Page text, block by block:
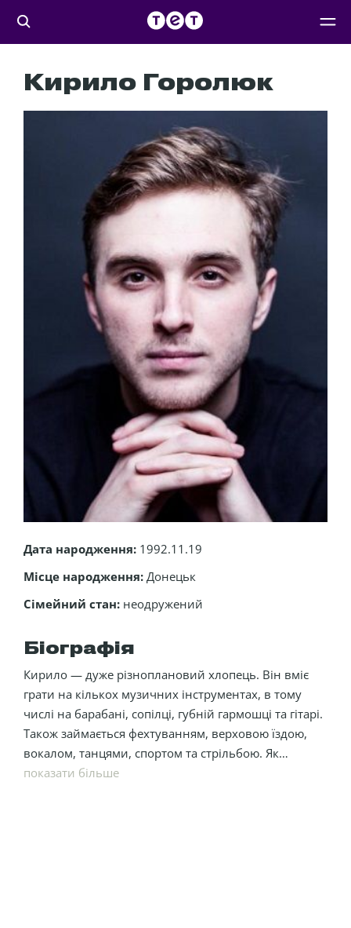
Кирило Горолюк
Дата народження: 1992.11.19
Місце народження: Донецьк
Сімейний стан: неодружений
Біографія
Кирило — дуже різноплановий хлопець. Він вміє
грати на кількох музичних інструментах, в тому
числі на барабані, сопілці, губній гармошці та гітарі.
Також займається фехтуванням, верховою їздою,
вокалом, танцями, спортом та стрільбою. Як
розумієш, поговорити Кирило може про будь-що
показати більше